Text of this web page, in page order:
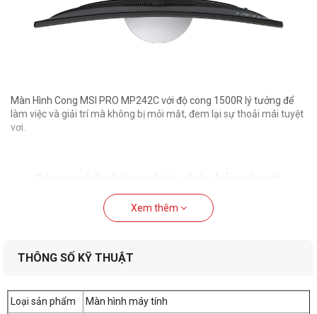
Màn Hình Cong MSI PRO MP242C với độ cong 1500R lý tưởng để
làm việc và giải trí mà không bị mỏi mắt, đem lại sự thoải mái tuyệt
vơi.
Xem thêm
THÔNG SỐ KỸ THUẬT
Loại sản phẩm
Màn hình máy tính